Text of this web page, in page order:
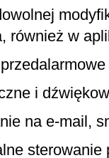
również w
i
na e-mail,